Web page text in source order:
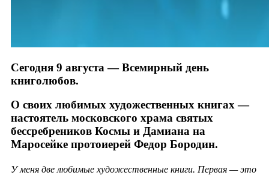
Сегодня 9 августа — Всемирный день
книголюбов.
О своих любимых художественных книгах —
настоятель московского храма святых
бессребреников Космы и Дамиана на
Маросейке протоиерей Федор Бородин.
У меня две любимые художественные книги. Первая — это